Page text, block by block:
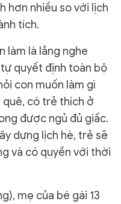
hơn nhiều so với lịch
tích.
làm là lắng nghe
quyết định toàn bộ
con muốn làm gì
quê, có trẻ thích ở
được ngủ đủ giấc.
dựng lịch hè, trẻ sẽ
và có quyền với thời
mẹ của bé gái 13